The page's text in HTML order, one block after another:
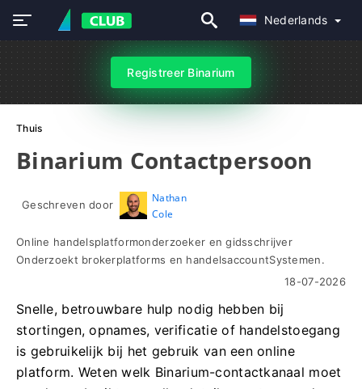
Nederlands
Registreer Binarium
Thuis
Binarium Contactpersoon
Geschreven door
Nathan
Cole
Online handelsplatformonderzoeker en gidsschrijver
Onderzoekt brokerplatforms en handelsaccountSystemen.
18-07-2026
Snelle, betrouwbare hulp nodig hebben bij
stortingen, opnames, verificatie of handelstoegang
is gebruikelijk bij het gebruik van een online
platform. Weten welk Binarium-contactkanaal moet